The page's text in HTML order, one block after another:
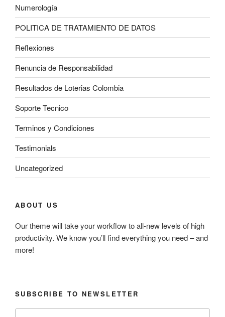
Numerología
POLITICA DE TRATAMIENTO DE DATOS
Reflexiones
Renuncia de Responsabilidad
Resultados de Loterias Colombia
Soporte Tecnico
Terminos y Condiciones
Testimonials
Uncategorized
ABOUT US
Our theme will take your workflow to all-new levels of high
productivity. We know you’ll find everything you need – and
more!
SUBSCRIBE TO NEWSLETTER